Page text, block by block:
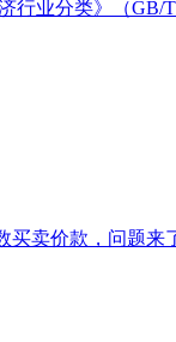
业分类》（GB/
卖价款，问题来